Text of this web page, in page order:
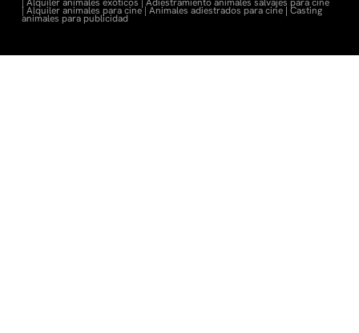
| Alquiler animales para cine |Animales adiestrados para cine| Casting
animales para publicidad